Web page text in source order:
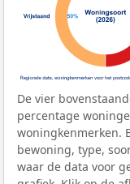
De vier
percentage
woningkenmerken.
bewoning, type,
waar de data voor